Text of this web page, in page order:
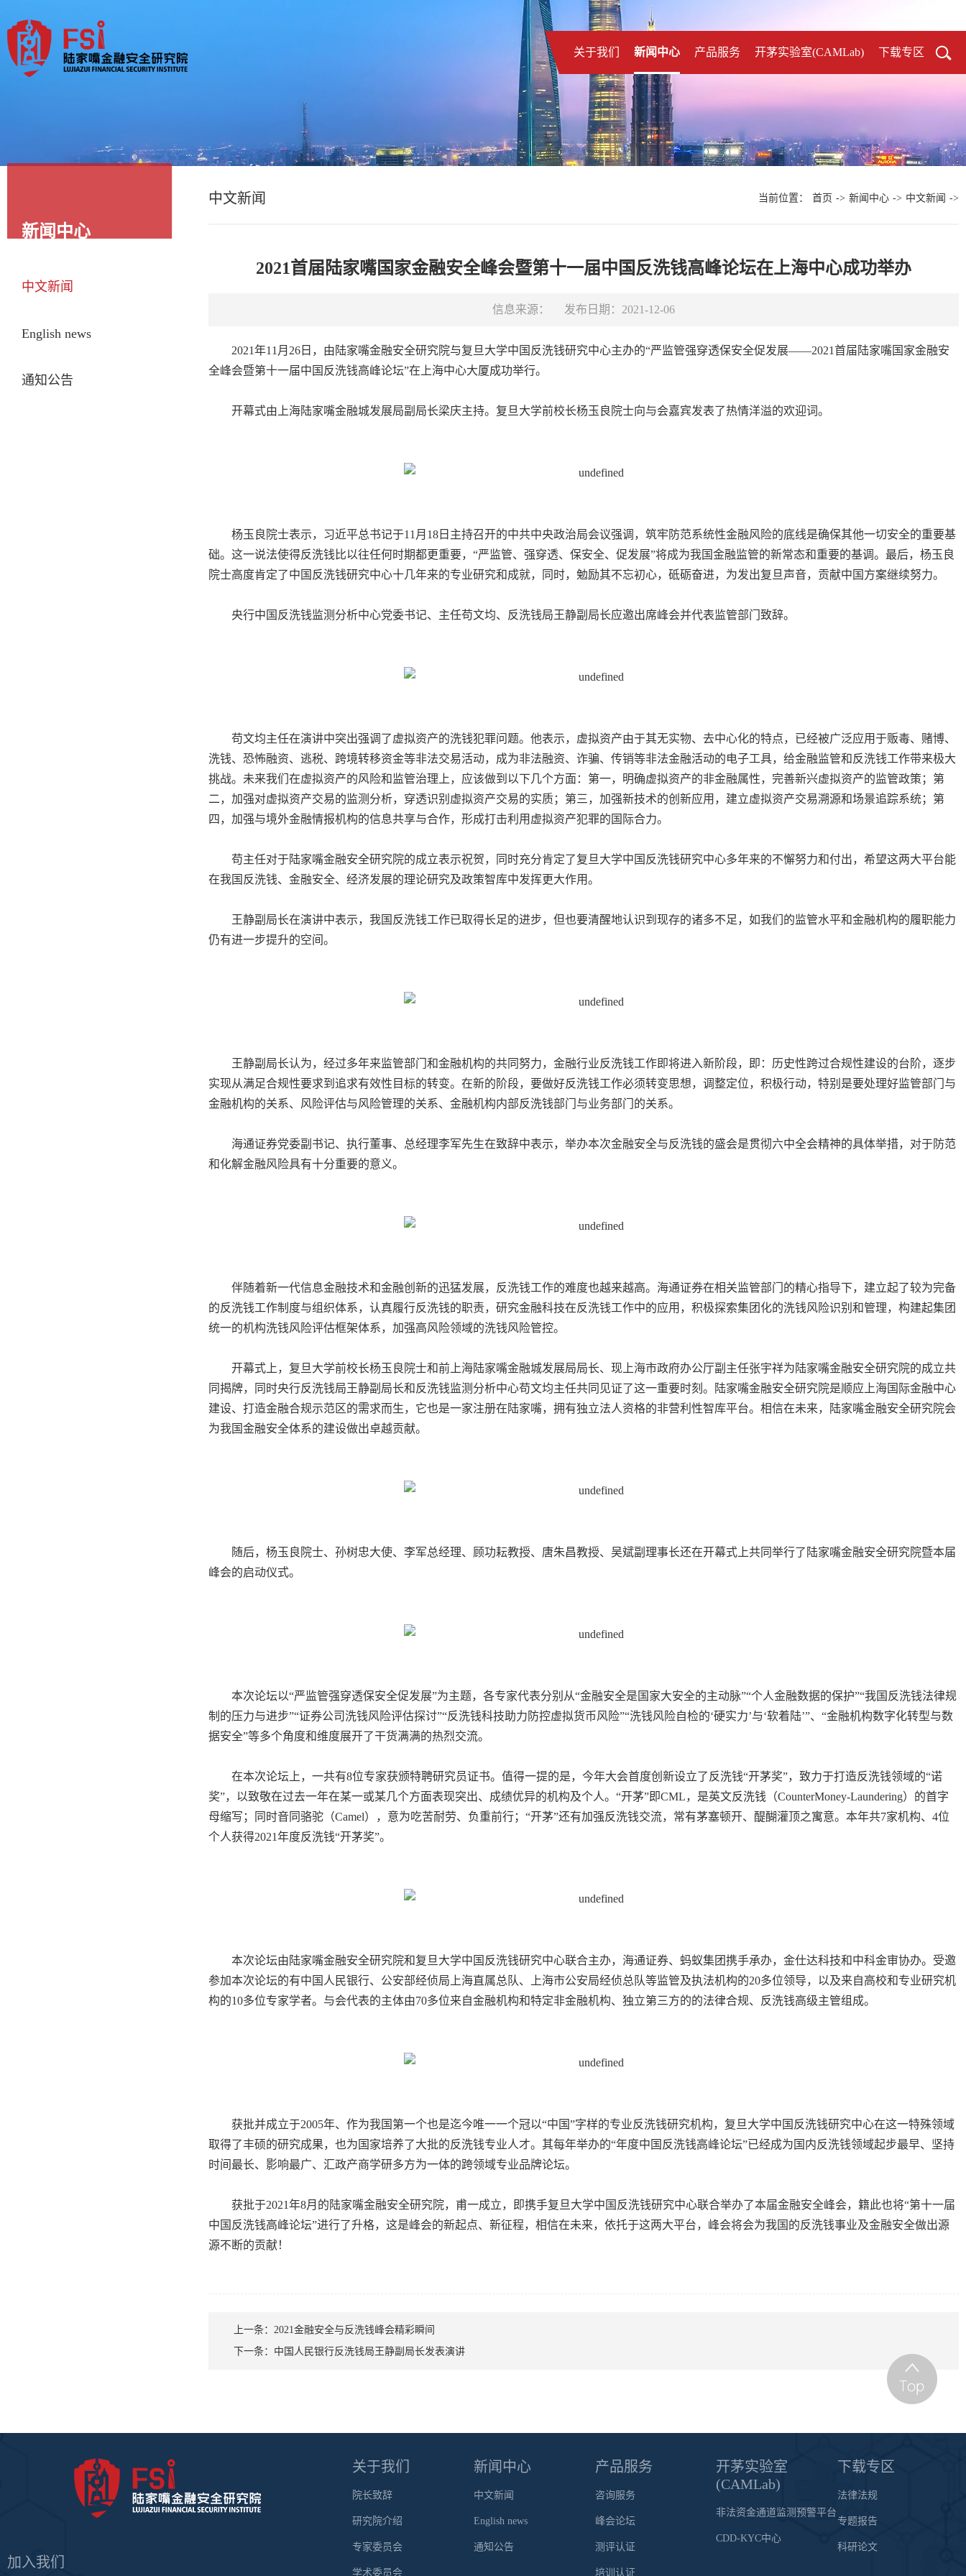
关于我们 新闻中心 产品服务 开茅实验室(CAMLab) 下载专区
新闻中心
中文新闻
English news
通知公告
中文新闻 当前位置： 首页 -> 新闻中心 -> 中文新闻 ->
2021首届陆家嘴国家金融安全峰会暨第十一届中国反洗钱高峰论坛在上海中心成功举办
信息来源： 发布日期：2021-12-06
2021年11 月 26 日，由陆家嘴金融安全研究院与复旦大学中国反洗钱研究中心主办的“严监管强穿透保安全促发展——2021首届陆家嘴国家金融安
全峰会暨第十一届中国反洗钱高峰论坛”在上海中心大厦成功举行。
开幕式由上海陆家嘴金融城发展局副局长梁庆主持。复旦大学前校长杨玉良院士向与会嘉宾发表了热情洋溢的欢迎词。
杨玉良院士表示，习近平总书记于11 月 18 日主持召开的中共中央政治局会议强调，筑牢防范系统性金融风险的底线是确保其他一切安全的重要基
础。这一说法使得反洗钱比以往任何时期都更重要，“严监管、强穿透、保安全、促发展”将成为我国金融监管的新常态和重要的基调。最后，杨玉良
院士高度肯定了中国反洗钱研究中心十几年来的专业研究和成就，同时，勉励其不忘初心，砥砺奋进，为发出复旦声音，贡献中国方案继续努力。
央行中国反洗钱监测分析中心党委书记、主任苟文均、反洗钱局王静副局长应邀出席峰会并代表监管部门致辞。
苟文均主任在演讲中突出强调了虚拟资产的洗钱犯罪问题。他表示，虚拟资产由于其无实物、去中心化的特点，已经被广泛应用于贩毒、赌博、
洗钱、恐怖融资、逃税、跨境转移资金等非法交易活动，成为非法融资、诈骗、传销等非法金融活动的电子工具，给金融监管和反洗钱工作带来极大
挑战。 未来我们在虚拟资产的风险和监管治理上，应该做到以下几个方面：第一，明确虚拟资产的非金融属性，完善新兴虚拟资产的监管政策；第
二，加强对虚拟资产交易的监测分析，穿透识别虚拟资产交易的实质；第三，加强新技术的创新应用，建立虚拟资产交易溯源和场景追踪系统；第
四，加强与境外金融情报机构的信息共享与合作，形成打击利用虚拟资产犯罪的国际合力。
苟主任对于陆家嘴金融安全研究院的成立表示祝贺，同时充分肯定了复旦大学中国反洗钱研究中心多年来的不懈努力和付出，希望这两大平台能
在我国反洗钱、金融安全、经济发展的理论研究及政策智库中发挥更大作用。
王静副局长在演讲中表示，我国反洗钱工作已取得长足的进步，但也要清醒地认识到现存的诸多不足，如我们的监管水平和金融机构的履职能力
仍有进一步提升的空间。
王静副局长认为，经过多年来监管部门和金融机构的共同努力，金融行业反洗钱工作即将进入新阶段，即：历史性跨过合规性建设的台阶，逐步
实现从满足合规性要求到追求有效性目标的转变。在新的阶段，要做好反洗钱工作必须转变思想，调整定位，积极行动，特别是要处理好监管部门与
金融机构的关系、风险评估与风险管理的关系、金融机构内部反洗钱部门与业务部门的关系。
海通证券党委副书记、执行董事、总经理李军先生在致辞中表示，举办本次金融安全与反洗钱的盛会是贯彻六中全会精神的具体举措，对于防范
和化解金融风险具有十分重要的意义。
伴随着新一代信息金融技术和金融创新的迅猛发展，反洗钱工作的难度也越来越高。海通证券在相关监管部门的精心指导下，建立起了较为完备
的反洗钱工作制度与组织体系，认真履行反洗钱的职责，研究金融科技在反洗钱工作中的应用，积极探索集团化的洗钱风险识别和管理，构建起集团
统一的机构洗钱风险评估框架体系，加强高风险领域的洗钱风险管控。
开幕式上，复旦大学前校长杨玉良院士和前上海陆家嘴金融城发展局局长、现上海市政府办公厅副主任张宇祥为陆家嘴金融安全研究院的成立共
同揭牌，同时央行反洗钱局王静副局长和反洗钱监测分析中心苟文均主任共同见证了这一重要时刻。陆家嘴金融安全研究院是顺应上海国际金融中心
建设、打造金融合规示范区的需求而生，它也是一家注册在陆家嘴，拥有独立法人资格的非营利性智库平台。相信在未来，陆家嘴金融安全研究院会
为我国金融安全体系的建设做出卓越贡献。
随后，杨玉良院士、孙树忠大使、李军总经理、顾功耘教授、唐朱昌教授、吴斌副理事长还在开幕式上共同举行了陆家嘴金融安全研究院暨本届
峰会的启动仪式。
本次论坛以“严监管强穿透保安全促发展”为主题，各专家代表分别从“金融安全是国家大安全的主动脉”“个人金融数据的保护”“我国反洗钱法律规
制的压力与进步”“证券公司洗钱风险评估探讨”“反洗钱科技助力防控虚拟货币风险”“洗钱风险自检的‘硬实力’与‘软着陆’”、“金融机构数字化转型与数
据安全”等多个角度和维度展开了干货满满的热烈交流。
在本次论坛上，一共有8位专家获颁特聘研究员证书。值得一提的是，今年大会首度创新设立了反洗钱“开茅奖”，致力于打造反洗钱领域的“诺
奖”，以致敬在过去一年在某一或某几个方面表现突出、成绩优异的机构及个人。“开茅”即CML，是英文反洗钱（CounterMoney-Laundering）的首字
母缩写；同时音同骆驼（Camel），意为吃苦耐劳、负重前行；“开茅”还有加强反洗钱交流，常有茅塞顿开、醍醐灌顶之寓意。本年共7家机构、 4位
个人获得2021年度反洗钱“开茅奖”。
本次论坛由陆家嘴金融安全研究院和复旦大学中国反洗钱研究中心联合主办，海通证券、蚂蚁集团携手承办，金仕达科技和中科金审协办。受邀
参加本次论坛的有中国人民银行、公安部经侦局上海直属总队、上海市公安局经侦总队等监管及执法机构的20多位领导，以及来自高校和专业研究机
构的10多位专家学者。与会代表的主体由70多位来自金融机构和特定非金融机构、独立第三方的的法律合规、反洗钱高级主管组成。
获批并成立于2005年、作为我国第一个也是迄今唯一一个冠以“中国”字样的专业反洗钱研究机构，复旦大学中国反洗钱研究中心在这一特殊领域
取得了丰硕的研究成果，也为国家培养了大批的反洗钱专业人才。其每年举办的“年度中国反洗钱高峰论坛”已经成为国内反洗钱领域起步最早、坚持
时间最长、影响最广、汇政产商学研多方为一体的跨领域专业品牌论坛。
获批于2021年8月的陆家嘴金融安全研究院，甫一成立，即携手复旦大学中国反洗钱研究中心联合举办了本届金融安全峰会，籍此也将“第十一届
中国反洗钱高峰论坛”进行了升格，这是峰会的新起点、新征程，相信在未来，依托于这两大平台，峰会将会为我国的反洗钱事业及金融安全做出源
源不断的贡献！
上一条： 2021金融安全与反洗钱峰会精彩瞬间
下一条： 中国人民银行反洗钱局王静副局长发表演讲
加入我们
关于我们
院长致辞
研究院介绍
专家委员会
学术委员会
新闻中心
中文新闻
English news
通知公告
产品服务
咨询服务
峰会论坛
测评认证
培训认证
开茅实验室
(CAMLab)
非法资金通道监测预警平台
CDD-KYC中心
下载专区
法律法规
专题报告
科研论文